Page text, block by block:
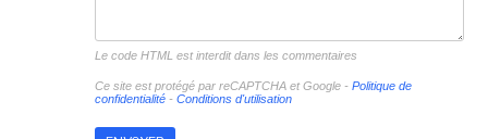
Le code HTML est interdit dans les commentaires
Ce site est protégé par reCAPTCHA et Google - Politique de
confidentialité- Conditions d'utilisation